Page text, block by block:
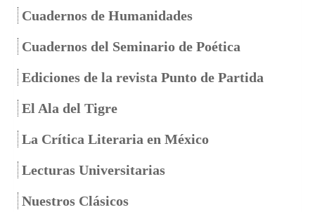
Cuadernos de Humanidades
Cuadernos del Seminario de Poética
Ediciones de la revista Punto de Partida
El Ala del Tigre
La Crítica Literaria en México
Lecturas Universitarias
Nuestros Clásicos